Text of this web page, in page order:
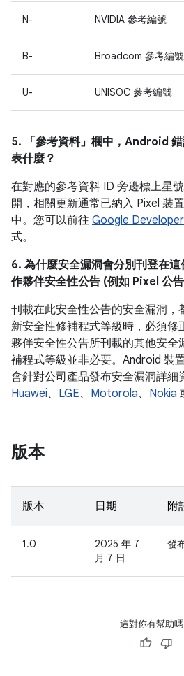
N- NVIDIA 參考編號
B- Broadcom 參考編號
U- UNISOC 參考編號
5. 「參考資料」 欄中，Android
表什麼？
在對應的參考資料 ID 旁邊標上星
開，相關更新通常已納入 Pixel 裝
中。您可以前往 Google
式。
6. 為什麼安全漏洞會分別刊登在
作夥伴安全性公告 (例如 Pixel 公
刊載在此安全性公告的安全漏洞，
新安全性修補程式等級時，必須修
夥伴安全性公告所刊載的其他安全
補程式等級並非必要。Android 裝
會針對公司產品發布安全漏洞詳細
Huawei、 LGE、 Motorola、 Nokia
版本
版本 日期 附
1.0
2025 年 7
月 7 日
發
這對你有幫助嗎